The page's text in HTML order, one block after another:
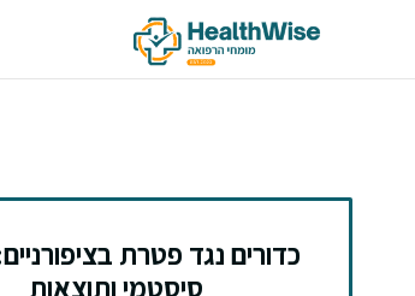
כדורים נגד פטרת
סיסטמי ותוצאות